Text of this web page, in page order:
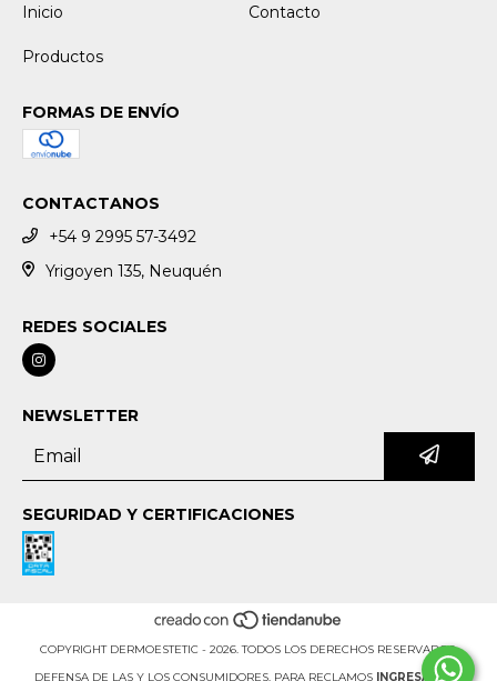
Inicio
Contacto
Productos
FORMAS DE ENVÍO
CONTACTANOS
+54 9 2995 57-3492
Yrigoyen 135, Neuquén
REDES SOCIALES
NEWSLETTER
SEGURIDAD Y CERTIFICACIONES
COPYRIGHT DERMOESTETIC - 2026. TODOS LOS DERECHOS RESERVADOS.
DEFENSA DE LAS Y LOS CONSUMIDORES. PARA RECLAMOS INGRESÁ ACÁ.